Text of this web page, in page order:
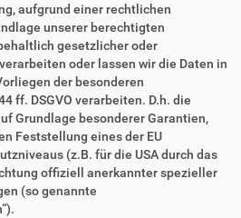
aufgrund einer rechtlichen
unserer berechtigten
gesetzlicher oder
oder lassen wir die Daten in
der besonderen
ff. DSGVO verarbeiten. D.h. die
Grundlage besonderer Garantien,
Feststellung eines der EU
(z.B. für die USA durch das
offiziell anerkannter spezieller
(so genannte